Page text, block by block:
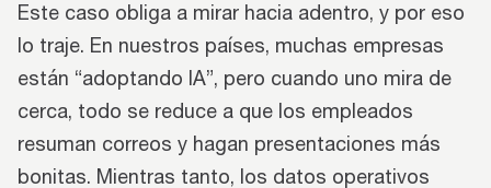
Este caso obliga a mirar hacia adentro, y por eso
lo traje. En nuestros países, muchas empresas
están “adoptando IA”, pero cuando uno mira de
cerca, todo se reduce a que los empleados
resuman correos y hagan presentaciones más
bonitas. Mientras tanto, los datos operativos